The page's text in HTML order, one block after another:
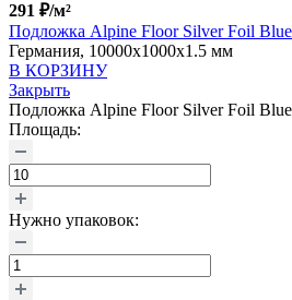
291 ₽/м²
Подложка Alpine Floor Silver Foil
Германия, 10000x1000x1.5 мм
В КОРЗИНУ
Закрыть
Подложка Alpine Floor Silver Foil
Площадь:
Нужно упаковок: